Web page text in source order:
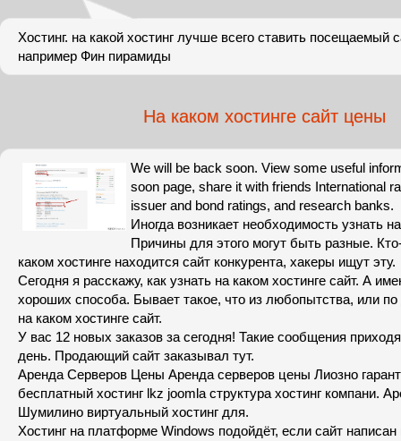
Хостинг. на какой хостинг лучше всего ставить посещаемый
например Фин пирамиды
На каком хостинге сайт цены
We will be back soon. View some useful
soon page, share it with friends International
issuer and bond ratings, and research banks.
Иногда возникает необходимость узнать
Причины для этого могут быть разные.
каком хостинге находится сайт конкурента, хакеры ищут эту.
Сегодня я расскажу, как узнать на каком хостинге сайт. А
хороших способа. Бывает такое, что из любопытства, или
на каком хостинге сайт.
У вас 12 новых заказов за сегодня! Такие сообщения
день. Продающий сайт заказывал тут.
Аренда Серверов Цены Аренда серверов цены Лиозно гарант
бесплатный хостинг lkz joomla структура хостинг компани.
Шумилино виртуальный хостинг для.
Хостинг на платформе Windows подойдёт, если сайт